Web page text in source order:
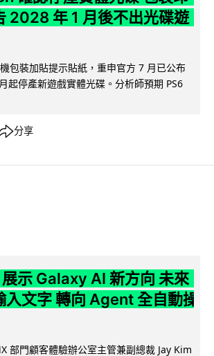
2028 年 1 月後不出光碟遊
包裝加貼提示貼紙，重申官方 7 月已公布
起停產新遊戲實體光碟。分析師預期 PS6
分享
示 Galaxy AI 新方向 未來
入文字 轉向 Agent 全自動操
部門顧客體驗辦公室主管兼副總裁 Jay Kim